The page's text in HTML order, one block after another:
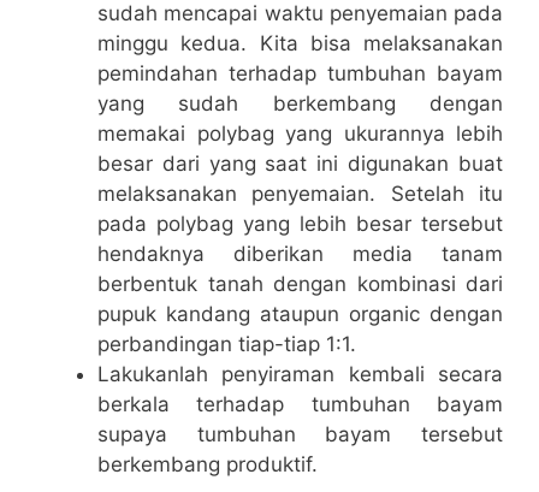
sudah mencapai waktu penyemaian pada
minggu kedua. Kita bisa melaksanakan
pemindahan terhadap tumbuhan bayam
yang sudah berkembang dengan
memakai polybag yang ukurannya lebih
besar dari yang saat ini digunakan buat
melaksanakan penyemaian. Setelah itu
pada polybag yang lebih besar tersebut
hendaknya diberikan media tanam
berbentuk tanah dengan kombinasi dari
pupuk kandang ataupun organic dengan
perbandingan tiap-tiap 1:1.
Lakukanlah penyiraman kembali secara
berkala terhadap tumbuhan bayam
supaya tumbuhan bayam tersebut
berkembang produktif.